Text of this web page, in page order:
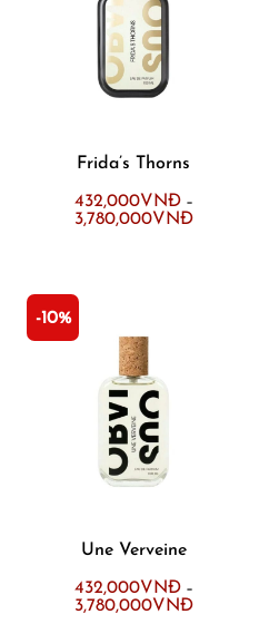
Frida’s Thorns
432,000VNĐ–
3,780,000VNĐ
-10%
Une Verveine
432,000VNĐ–
3,780,000VNĐ